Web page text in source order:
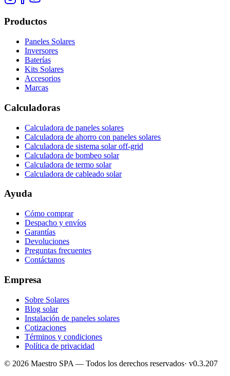
Productos
Paneles Solares
Inversores
Baterías
Kits Solares
Accesorios
Marcas
Calculadoras
Calculadora de paneles solares
Calculadora de ahorro con paneles solares
Calculadora de sistema solar off-grid
Calculadora de bombeo solar
Calculadora de termo solar
Calculadora de cableado solar
Ayuda
Cómo comprar
Despacho y envíos
Garantías
Devoluciones
Preguntas frecuentes
Contáctanos
Empresa
Sobre Solares
Blog solar
Instalación de paneles solares
Cotizaciones
Términos y condiciones
Política de privacidad
© 2026 Maestro SPA — Todos los derechos reservados· v0.3.207